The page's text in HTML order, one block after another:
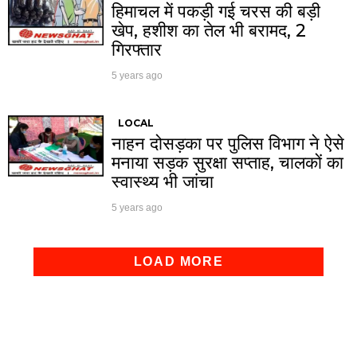
हिमाचल में पकड़ी गई चरस की बड़ी
खेप, हशीश का तेल भी बरामद, 2
गिरफ्तार
5 years ago
LOCAL
नाहन दोसड़का पर पुलिस विभाग ने ऐसे
मनाया सड़क सुरक्षा सप्ताह, चालकों का
स्वास्थ्य भी जांचा
5 years ago
LOAD MORE